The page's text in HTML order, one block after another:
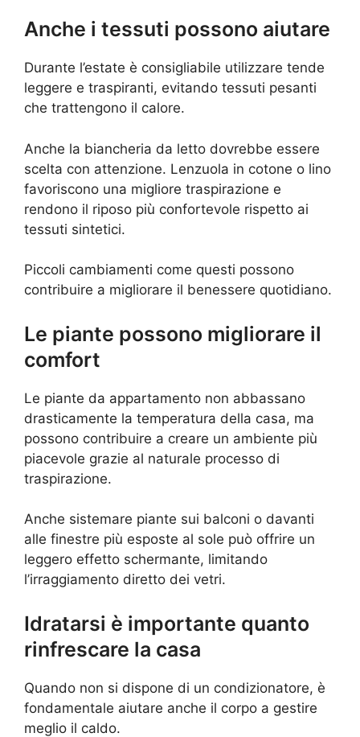
Anche i tessuti possono aiutare
Durante l’estate è consigliabile utilizzare tende
leggere e traspiranti, evitando tessuti pesanti
che trattengono il calore.
Anche la biancheria da letto dovrebbe essere
scelta con attenzione. Lenzuola in cotone o lino
favoriscono una migliore traspirazione e
rendono il riposo più confortevole rispetto ai
tessuti sintetici.
Piccoli cambiamenti come questi possono
contribuire a migliorare il benessere quotidiano.
Le piante possono migliorare il
comfort
Le piante da appartamento non abbassano
drasticamente la temperatura della casa, ma
possono contribuire a creare un ambiente più
piacevole grazie al naturale processo di
traspirazione.
Anche sistemare piante sui balconi o davanti
alle finestre più esposte al sole può offrire un
leggero effetto schermante, limitando
l’irraggiamento diretto dei vetri.
Idratarsi è importante quanto
rinfrescare la casa
Quando non si dispone di un condizionatore, è
fondamentale aiutare anche il corpo a gestire
meglio il caldo.